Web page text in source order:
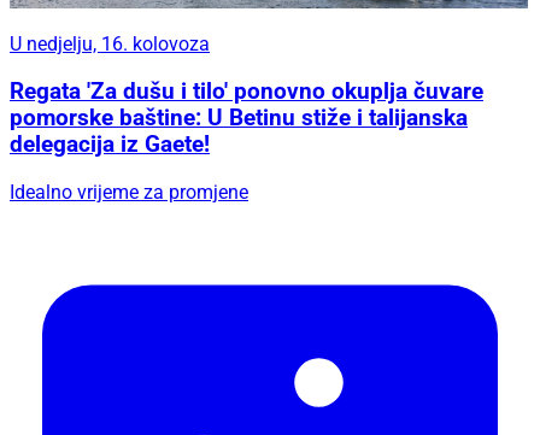
U nedjelju, 16. kolovoza
Regata 'Za dušu i tilo' ponovno okuplja čuvare
pomorske baštine: U Betinu stiže i talijanska
delegacija iz Gaete!
Idealno vrijeme za promjene